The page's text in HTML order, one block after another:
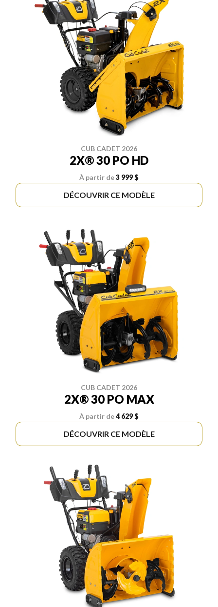
CUB CADET 2026
2X® 30 PO HD
À partir de3 999 $
DÉCOUVRIR CE MODÈLE
CUB CADET 2026
2X® 30 PO MAX
À partir de4 629 $
DÉCOUVRIR CE MODÈLE